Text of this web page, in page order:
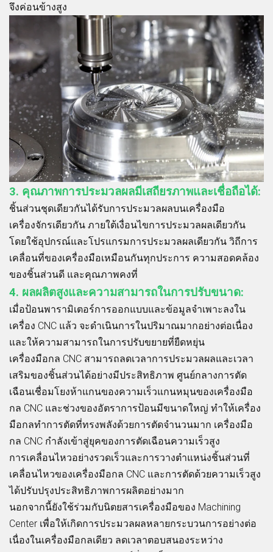
จึงค่อนข้างสูง
3. คุณภาพการประมวลผลมีเสถียรภาพและเชื่อถือได้:
ชิ้นส่วนชุดเดียวกันได้รับการประมวลผลบนเครื่องมือ
เครื่องจักรเดียวกัน ภายใต้เงื่อนไขการประมวลผลเดียวกัน
โดยใช้อุปกรณ์และโปรแกรมการประมวลผลเดียวกัน วิถีการ
เคลื่อนที่ของเครื่องมือเหมือนกันทุกประการ ความสอดคล้อง
ของชิ้นส่วนดี และคุณภาพคงที่
4. ผลผลิตสูงและความสามารถในการปรับขนาด:
เมื่อป้อนพารามิเตอร์การออกแบบและข้อมูลจำเพาะลงใน
เครื่อง CNC แล้ว จะดำเนินการในปริมาณมากอย่างต่อเนื่อง
และให้ความสามารถในการปรับขยายที่ยืดหยุ่น
เครื่องมือกล CNC สามารถลดเวลาการประมวลผลและเวลา
เสริมของชิ้นส่วนได้อย่างมีประสิทธิภาพ ศูนย์กลางการตัด
เฉือนเชื่อมโยงห้าแกนของความเร็วแกนหมุนของเครื่องมือ
กล CNC และช่วงของอัตราการป้อนมีขนาดใหญ่ ทำให้เครื่อง
มือกลทำการตัดที่ทรงพลังด้วยการตัดจำนวนมาก เครื่องมือ
กล CNC กำลังเข้าสู่ยุคของการตัดเฉือนความเร็วสูง
การเคลื่อนไหวอย่างรวดเร็วและการวางตำแหน่งชิ้นส่วนที่
เคลื่อนไหวของเครื่องมือกล CNC และการตัดด้วยความเร็วสูง
ได้ปรับปรุงประสิทธิภาพการผลิตอย่างมาก
นอกจากนี้ยังใช้ร่วมกับนิตยสารเครื่องมือของ Machining
Center เพื่อให้เกิดการประมวลผลหลายกระบวนการอย่างต่อ
เนื่องในเครื่องมือกลเดียว ลดเวลาตอบสนองระหว่าง